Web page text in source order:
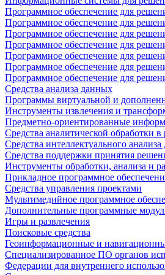
Программное обеспечение для
Программное обеспечение для
Программное обеспечение для
Программное обеспечение для
Программное обеспечение для
Программное обеспечение для
Программное обеспечение для
Средства анализа данных
Программы виртуальной и
Инструменты извлечения и
Предметно-ориентированные
Средства аналитической обработки
Средства интеллектуального
Средства поддержки принятия
Инструменты обработки, анализа и
Прикладное программное
Средства управления проектами
Мультимедийное программное
Дополнительные программные
Игры и развлечения
Поисковые средства
Геоинформационные и
Специализированное ПО органов
Федерации для внутреннего